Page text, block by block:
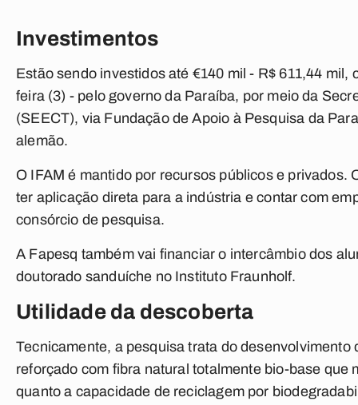
Investimentos
Estão sendo investidos até €140 mil - R$ 611,44
feira (3) - pelo governo da Paraíba, por meio da
(SEECT), via Fundação de Apoio à Pesquisa da
alemão.
O IFAM é mantido por recursos públicos e
ter aplicação direta para a indústria e contar com
consórcio de pesquisa.
A Fapesq também vai financiar o intercâmbio dos
doutorado sanduíche no Instituto Fraunholf.
Utilidade da descoberta
Tecnicamente, a pesquisa trata do
reforçado com fibra natural totalmente bio-base
quanto a capacidade de reciclagem por